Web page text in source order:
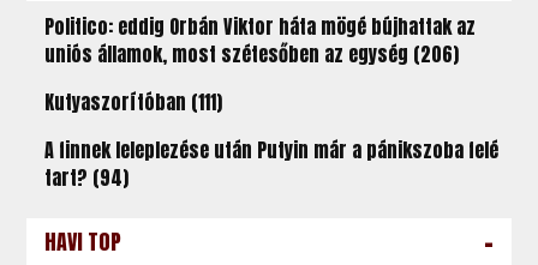
Politico: eddig Orbán Viktor háta mögé bújhattak az
uniós államok, most szétesőben az egység (206)
Kutyaszorítóban (111)
A finnek leleplezése után Putyin már a pánikszoba felé
tart? (94)
HAVI TOP -